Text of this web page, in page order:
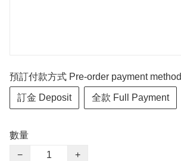
預訂付款方式 Pre-order payment method
訂金 Deposit 全款 Full Payment
數量
−
+